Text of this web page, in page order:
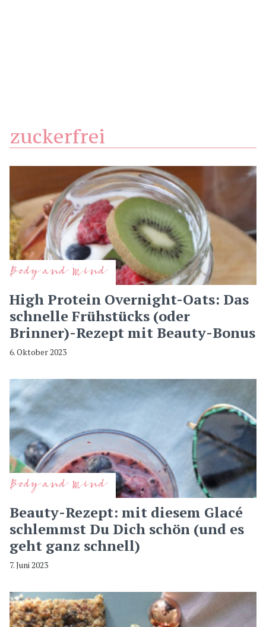
zuckerfrei
Body and Mind
High Protein Overnight-Oats: Das
schnelle Frühstücks (oder
Brinner)-Rezept mit Beauty-Bonus
6. Oktober 2023
Body and Mind
Beauty-Rezept: mit diesem Glacé
schlemmst Du Dich schön (und es
geht ganz schnell)
7. Juni 2023